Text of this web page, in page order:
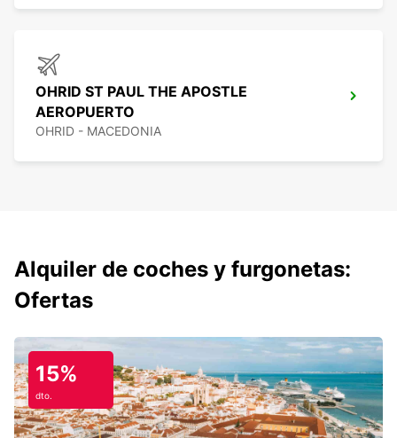
OHRID ST PAUL THE APOSTLE
AEROPUERTO
OHRID - MACEDONIA
Alquiler de coches y furgonetas:
Ofertas
15%
dto.